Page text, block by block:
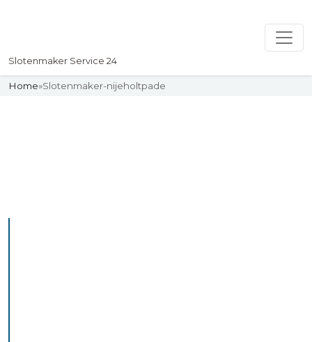
Slotenmaker Service 24
Home»Slotenmaker-nijeholtpade